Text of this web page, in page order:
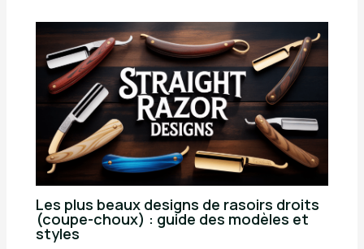
Les plus beaux designs de rasoirs droits
(coupe-choux) : guide des modèles et
styles